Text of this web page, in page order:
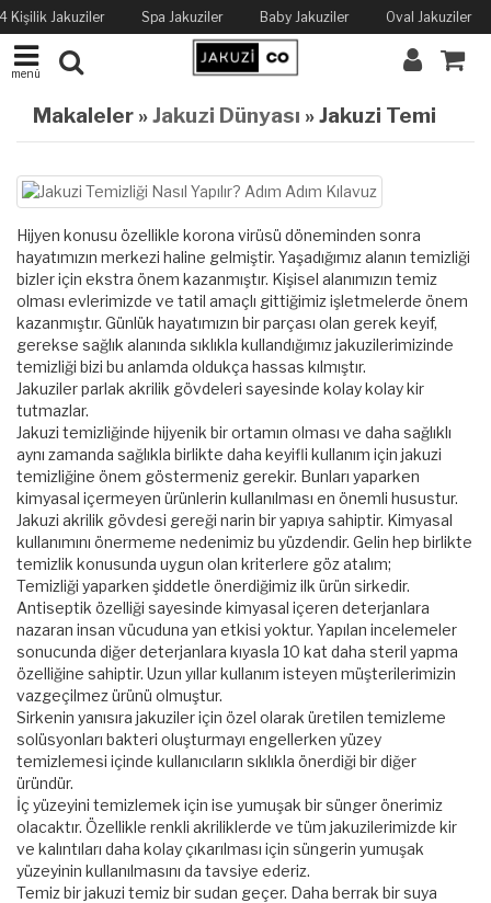
Kişilik Jakuziler Spa Jakuziler Baby Jakuziler Oval Jakuziler
menü
Makaleler »Jakuzi Dünyası » Jakuzi Temizliği Nasıl Yapılır? Adım Adım Kılavuz
Hijyen konusu özellikle korona virüsü döneminden sonra
hayatımızın merkezi haline gelmiştir. Yaşadığımız alanın temizliği
bizler için ekstra önem kazanmıştır. Kişisel alanımızın temiz
olması evlerimizde ve tatil amaçlı gittiğimiz işletmelerde önem
kazanmıştır. Günlük hayatımızın bir parçası olan gerek keyif,
gerekse sağlık alanında sıklıkla kullandığımız jakuzilerimizinde
temizliği bizi bu anlamda oldukça hassas kılmıştır.
Jakuziler parlak akrilik gövdeleri sayesinde kolay kolay kir
tutmazlar.
Jakuzi temizliğinde hijyenik bir ortamın olması ve daha sağlıklı
aynı zamanda sağlıkla birlikte daha keyifli kullanım için jakuzi
temizliğine önem göstermeniz gerekir. Bunları yaparken
kimyasal içermeyen ürünlerin kullanılması en önemli husustur.
Jakuzi akrilik gövdesi gereği narin bir yapıya sahiptir. Kimyasal
kullanımını önermeme nedenimiz bu yüzdendir. Gelin hep birlikte
temizlik konusunda uygun olan kriterlere göz atalım;
Temizliği yaparken şiddetle önerdiğimiz ilk ürün sirkedir.
Antiseptik özelliği sayesinde kimyasal içeren deterjanlara
nazaran insan vücuduna yan etkisi yoktur. Yapılan incelemeler
sonucunda diğer deterjanlara kıyasla 10 kat daha steril yapma
özelliğine sahiptir. Uzun yıllar kullanım isteyen müşterilerimizin
vazgeçilmez ürünü olmuştur.
Sirkenin yanısıra jakuziler için özel olarak üretilen temizleme
solüsyonları bakteri oluşturmayı engellerken yüzey
temizlemesi içinde kullanıcıların sıklıkla önerdiği bir diğer
üründür.
İç yüzeyini temizlemek için ise yumuşak bir sünger önerimiz
olacaktır. Özellikle renkli akriliklerde ve tüm jakuzilerimizde kir
ve kalıntıları daha kolay çıkarılması için süngerin yumuşak
yüzeyinin kullanılmasını da tavsiye ederiz.
Temiz bir jakuzi temiz bir sudan geçer. Daha berrak bir suya